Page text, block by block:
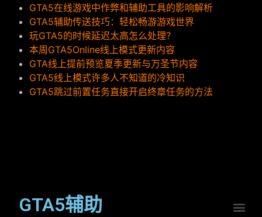
GTA5在线游戏中作弊和辅助工具的影响解析
GTA5辅助传送技巧：轻松畅游游戏世界
玩GTA5的时候延迟太高怎么处理？
本周GTA5Online线上模式更新内容
GTA线上提前预览夏季更新与万圣节内容
GTA5线上模式许多人不知道的冷知识
GTA5跳过前置任务直接开启终章任务的方法
GTA5辅助